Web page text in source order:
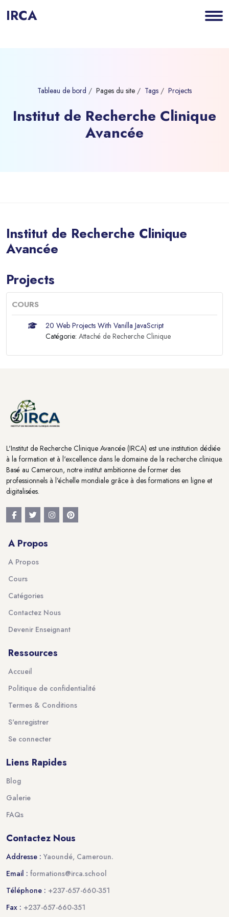
IRCA
Tableau de bord Pages du site Tags Projects
Institut de Recherche Clinique
Avancée
Institut de Recherche Clinique
Avancée
Blocs
Projects
COURS
20 Web Projects With Vanilla JavaScript
Catégorie: Attaché de Recherche Clinique
L'Institut de Recherche Clinique Avancée (IRCA) est une institution dédiée
à la formation et à l'excellence dans le domaine de la recherche clinique.
Basé au Cameroun, notre institut ambitionne de former des
professionnels à l’échelle mondiale grâce à des formations en ligne et
digitalisées.
A Propos
A Propos
Cours
Catégories
Contactez Nous
Devenir Enseignant
Ressources
Accueil
Politique de confidentialité
Termes & Conditions
S'enregistrer
Se connecter
Liens Rapides
Blog
Galerie
FAQs
Contactez Nous
Addresse : Yaoundé, Cameroun.
Email : formations@irca.school
Téléphone : +237-657-660-351
Fax : +237-657-660-351